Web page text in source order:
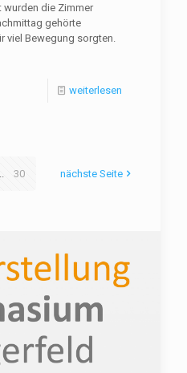
wurden die Zimmer
gehörte
viel Bewegung sorgten.
weiterlesen
30 nächste Seite